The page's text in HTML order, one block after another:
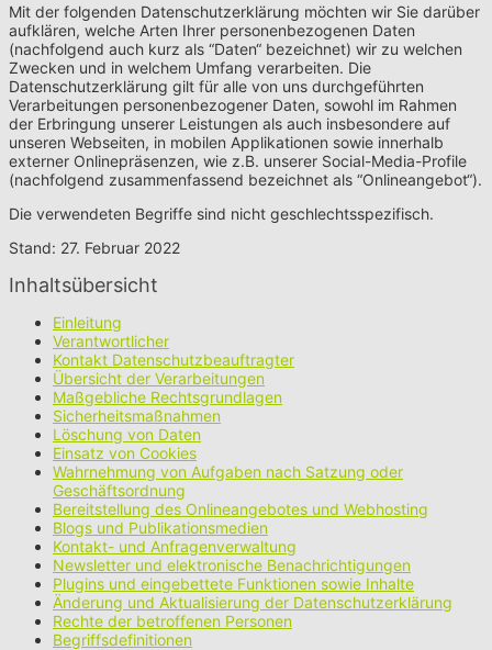
Mit der folgenden Datenschutzerklärung möchten wir Sie darüber
aufklären, welche Arten Ihrer personenbezogenen Daten
(nachfolgend auch kurz als “Daten“ bezeichnet) wir zu welchen
Zwecken und in welchem Umfang verarbeiten. Die
Datenschutzerklärung gilt für alle von uns durchgeführten
Verarbeitungen personenbezogener Daten, sowohl im Rahmen
der Erbringung unserer Leistungen als auch insbesondere auf
unseren Webseiten, in mobilen Applikationen sowie innerhalb
externer Onlinepräsenzen, wie z.B. unserer Social-Media-Profile
(nachfolgend zusammenfassend bezeichnet als “Onlineangebot“).
Die verwendeten Begriffe sind nicht geschlechtsspezifisch.
Stand: 27. Februar 2022
Inhaltsübersicht
Einleitung
Verantwortlicher
Kontakt Datenschutzbeauftragter
Übersicht der Verarbeitungen
Maßgebliche Rechtsgrundlagen
Sicherheitsmaßnahmen
Löschung von Daten
Einsatz von Cookies
Wahrnehmung von Aufgaben nach Satzung oder
Geschäftsordnung
Bereitstellung des Onlineangebotes und Webhosting
Blogs und Publikationsmedien
Kontakt- und Anfragenverwaltung
Newsletter und elektronische Benachrichtigungen
Plugins und eingebettete Funktionen sowie Inhalte
Änderung und Aktualisierung der Datenschutzerklärung
Rechte der betroffenen Personen
Begriffsdefinitionen